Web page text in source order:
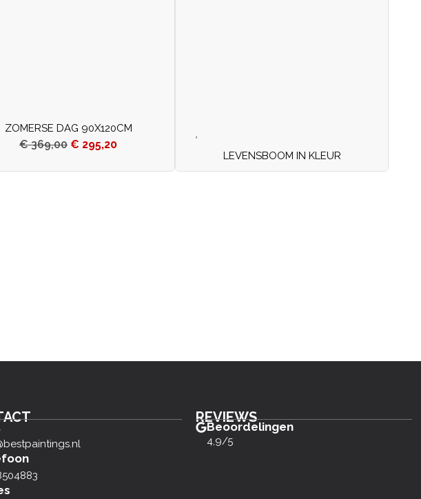
ZOMERSE DAG 90X120CM
€369,00 € 295,20
LEVENSBOOM IN KLEUR
REVIEWS
Beoordelingen
4,9/5